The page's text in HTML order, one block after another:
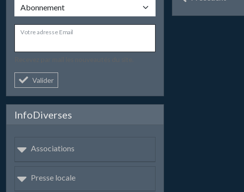
Votre adresse Email
Valider
InfoDiverses
Associations
Presse locale